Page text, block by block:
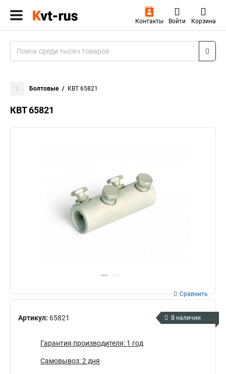
Контакты Войти Корзина
Болтовые КВТ 65821
КВТ 65821
Артикул: 65821
Сравнить
В наличии
Гарантия производителя: 1 год
Самовывоз: 2 дня